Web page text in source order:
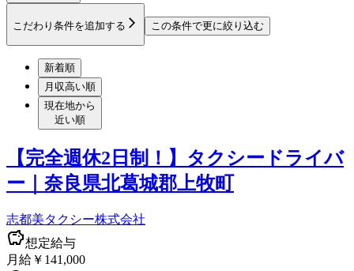
こだわり条件を追加する この条件で更に絞り込む
新着順
月収高い順
現在地から
近い順
【完全週休2日制！】タクシードライバ
ー｜奈良県北葛城郡上牧町
志都美タクシー株式会社
想定給与
月給￥141,000